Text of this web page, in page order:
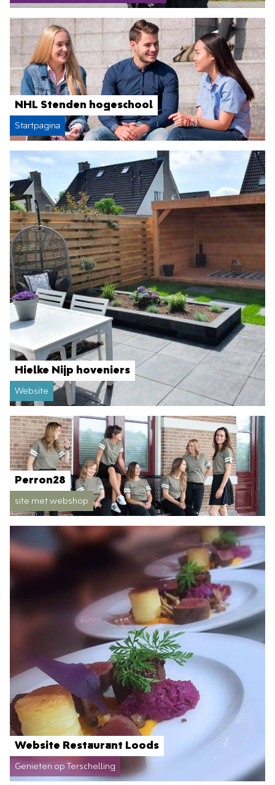
NHL Stenden hogeschool
Startpagina
Hielke Nijp hoveniers
Website
Perron28
site met webshop
Website Restaurant Loods
Genieten op Terschelling